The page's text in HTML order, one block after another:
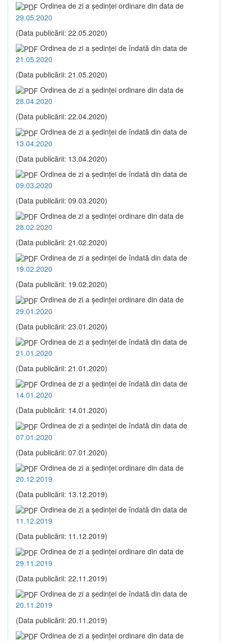
Ordinea de zi a şedinţei ordinare din data de
29.05.2020
(Data publicării: 22.05.2020)
Ordinea de zi a şedinţei de îndată din data de
21.05.2020
(Data publicării: 21.05.2020)
Ordinea de zi a şedinţei ordinare din data de
28.04.2020
(Data publicării: 22.04.2020)
Ordinea de zi a şedinţei de îndată din data de
13.04.2020
(Data publicării: 13.04.2020)
Ordinea de zi a şedinţei de îndată din data de
09.03.2020
(Data publicării: 09.03.2020)
Ordinea de zi a şedinţei ordinare din data de
28.02.2020
(Data publicării: 21.02.2020)
Ordinea de zi a şedinţei de îndată din data de
19.02.2020
(Data publicării: 19.02.2020)
Ordinea de zi a şedinţei ordinare din data de
29.01.2020
(Data publicării: 23.01.2020)
Ordinea de zi a şedinţei de îndată din data de
21.01.2020
(Data publicării: 21.01.2020)
Ordinea de zi a şedinţei de îndată din data de
14.01.2020
(Data publicării: 14.01.2020)
Ordinea de zi a şedinţei de îndată din data de
07.01.2020
(Data publicării: 07.01.2020)
Ordinea de zi a şedinţei ordinare din data de
20.12.2019
(Data publicării: 13.12.2019)
Ordinea de zi a şedinţei de îndată din data de
11.12.2019
(Data publicării: 11.12.2019)
Ordinea de zi a şedinţei ordinare din data de
29.11.2019
(Data publicării: 22.11.2019)
Ordinea de zi a şedinţei de îndată din data de
20.11.2019
(Data publicării: 20.11.2019)
Ordinea de zi a şedinţei ordinare din data de